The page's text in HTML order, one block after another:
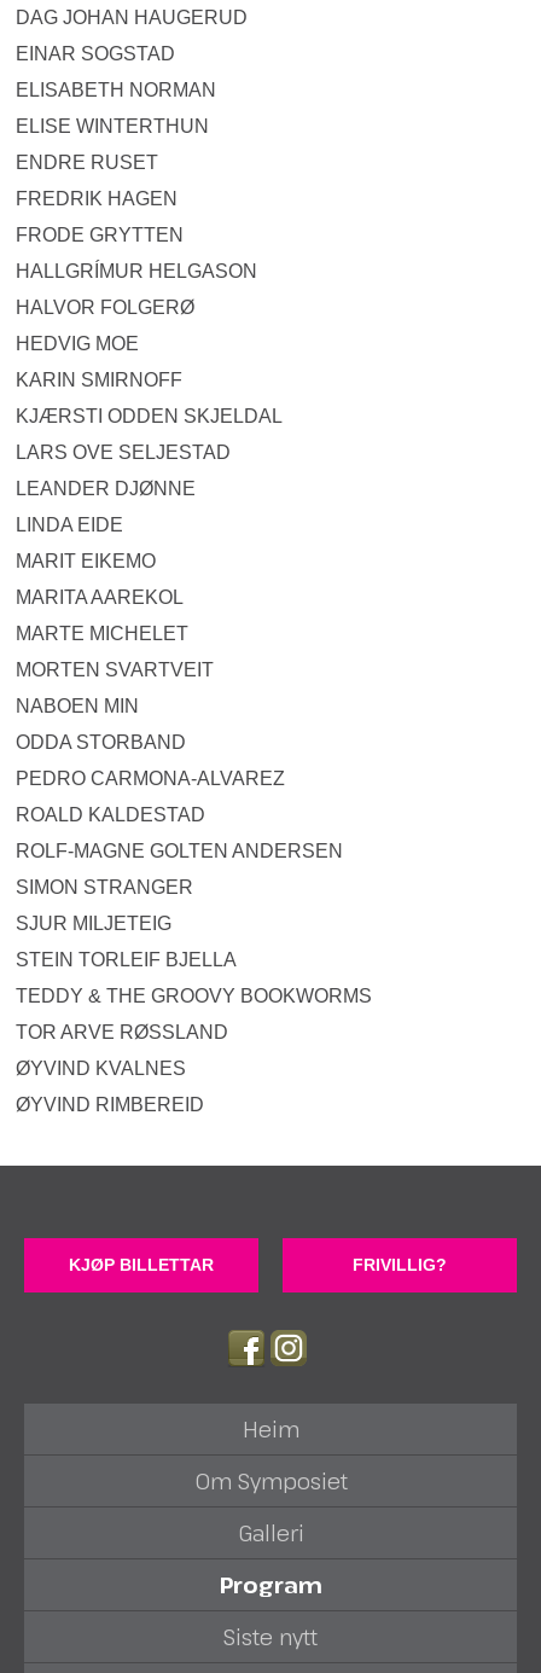
DAG JOHAN HAUGERUD
EINAR SOGSTAD
ELISABETH NORMAN
ELISE WINTERTHUN
ENDRE RUSET
FREDRIK HAGEN
FRODE GRYTTEN
HALLGRÍMUR HELGASON
HALVOR FOLGERØ
HEDVIG MOE
KARIN SMIRNOFF
KJÆRSTI ODDEN SKJELDAL
LARS OVE SELJESTAD
LEANDER DJØNNE
LINDA EIDE
MARIT EIKEMO
MARITA AAREKOL
MARTE MICHELET
MORTEN SVARTVEIT
NABOEN MIN
ODDA STORBAND
PEDRO CARMONA-ALVAREZ
ROALD KALDESTAD
ROLF-MAGNE GOLTEN ANDERSEN
SIMON STRANGER
SJUR MILJETEIG
STEIN TORLEIF BJELLA
TEDDY & THE GROOVY BOOKWORMS
TOR ARVE RØSSLAND
ØYVIND KVALNES
ØYVIND RIMBEREID
KJØP BILLETTAR FRIVILLIG?
Heim
Om Symposiet
Galleri
Program
Siste nytt